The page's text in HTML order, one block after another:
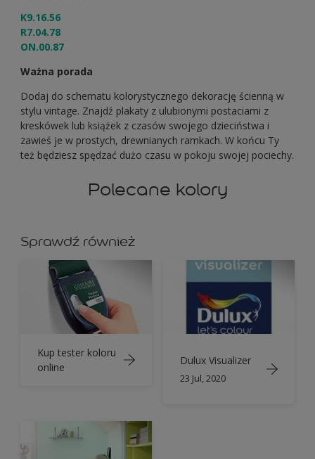
K9.16.56
R7.04.78
ON.00.87
Ważna porada
Dodaj do schematu kolorystycznego dekorację ścienną w
stylu vintage. Znajdź plakaty z ulubionymi postaciami z
kreskówek lub książek z czasów swojego dzieciństwa i
zawieś je w prostych, drewnianych ramkach. W końcu Ty
też będziesz spędzać dużo czasu w pokoju swojej pociechy.
Polecane kolory
Sprawdź również
Kup tester koloru
online
Dulux Visualizer
23 Jul, 2020